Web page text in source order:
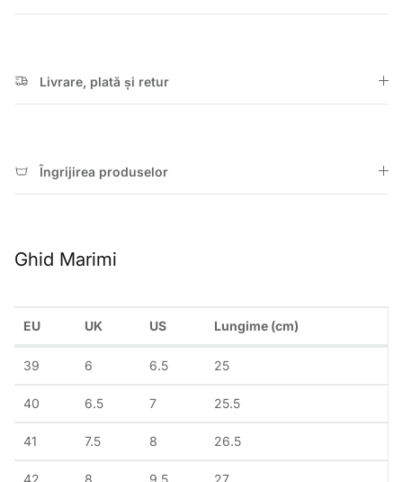
Livrare, plată și retur
Îngrijirea produselor
Ghid Marimi
EU UK US Lungime (cm)
39 6 6.5 25
40 6.5 7 25.5
41 7.5 8 26.5
42 8 9.5 27